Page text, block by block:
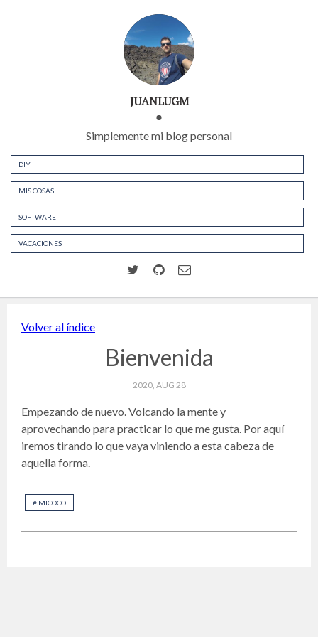
JUANLUGM
Simplemente mi blog personal
DIY
MIS COSAS
SOFTWARE
VACACIONES
Volver al índice
Bienvenida
2020, AUG 28
Empezando de nuevo. Volcando la mente y
aprovechando para practicar lo que me gusta. Por aquí
iremos tirando lo que vaya viniendo a esta cabeza de
aquella forma.
# MICOCO